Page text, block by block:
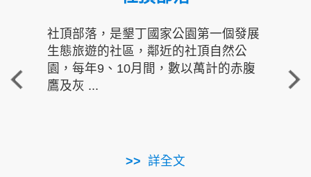
社頂部落，是墾丁國家公園第一個發展
生態旅遊的社區，鄰近的社頂自然公
園，每年9、10月間，數以萬計的赤腹
鷹及灰 ...
詳全文
重
走進